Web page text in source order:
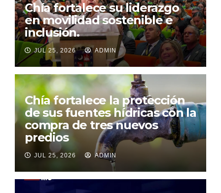
Chía fortalece su liderazgo
en movilidad sostenible e
inclusión.
JUL 25, 2026 ADMIN
Chía fortalece la protección
de sus fuentes hídricas con la
compra de tres nuevos
predios
JUL 25, 2026 ADMIN